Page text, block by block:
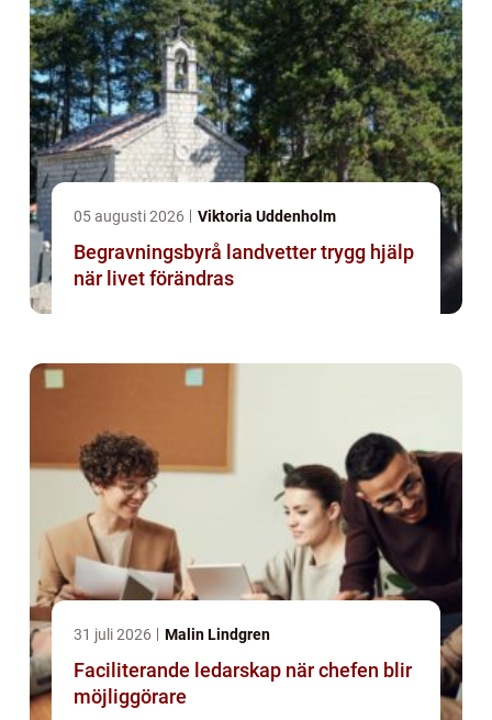
05 augusti 2026 Viktoria Uddenholm
Begravningsbyrå landvetter trygg hjälp
när livet förändras
31 juli 2026 Malin Lindgren
Faciliterande ledarskap när chefen blir
möjliggörare